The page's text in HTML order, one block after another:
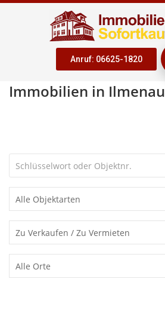
Anruf: 06625-1820
Immobilien in Ilmenau